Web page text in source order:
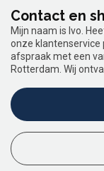
Contact en
Mijn naam is Ivo.
onze klantenservice
afspraak met een
Rotterdam. Wij